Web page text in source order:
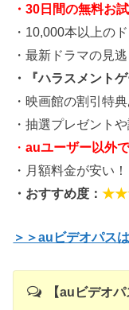
・30日間の無料お
・10,000本以上の
・最新ドラマの見
・『ハラスメント
・映画館の割引特典
・抽選プレゼント
・auユーザー以外
・月額料金が安い！
・おすすめ度：
＞＞auビデオパス
【auビデオ